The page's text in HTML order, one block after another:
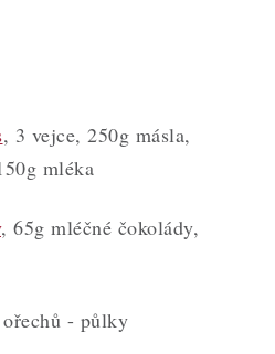
, 3 vejce, 250g másla,
mléka
, 65g mléčné čokolády,
- půlky